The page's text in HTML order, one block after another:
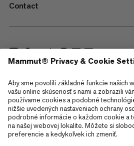
Contact
—
Sitemap
Cookies